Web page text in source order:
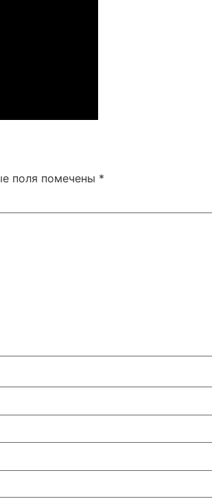
поля помечены *